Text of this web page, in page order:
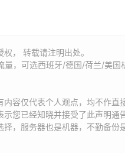
， 转载请注明出处。
，可选西班牙/德国/荷兰/美国
容仅代表个人观点，均不作直
您已经知晓并接受了此声明通告
择，服务器也是机器，不勤备份